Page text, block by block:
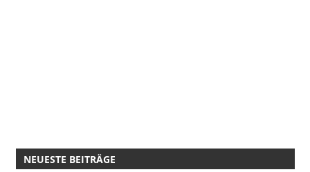
NEUESTE BEITRÄGE